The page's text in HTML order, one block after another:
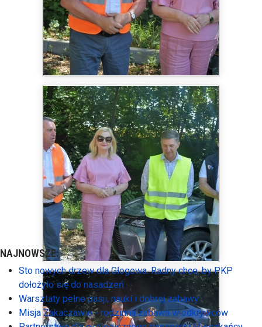
NAJNOWSZE:
Sto nowych drzew dla Głogowa. Radny chce, by PKP
dołożyło się do nasadzeń
Warsztaty pełne pasji, nauki i dobrej zabawy
Misja Zakaczawie - rodzinna zabawa w odkrywców